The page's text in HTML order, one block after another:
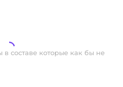
в составе которые как бы не